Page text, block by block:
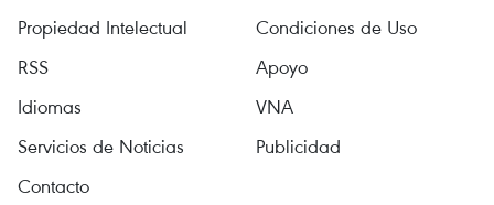
Propiedad Intelectual
Condiciones de Uso
RSS
Apoyo
Idiomas
VNA
Servicios de Noticias
Publicidad
Contacto